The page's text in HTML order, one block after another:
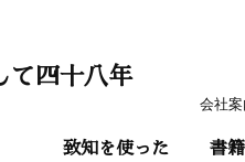
会社
て四十八年
致知を使った
書